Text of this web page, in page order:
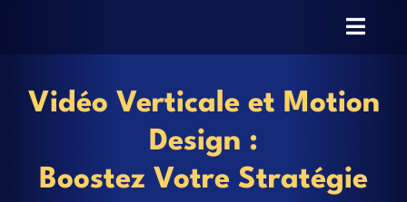
Vidéo Verticale et Motion
Design :
Boostez Votre Stratégie